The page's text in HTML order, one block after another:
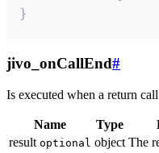
}
jivo_onCallEnd#
Is executed when a return
Name Type
result optional object The